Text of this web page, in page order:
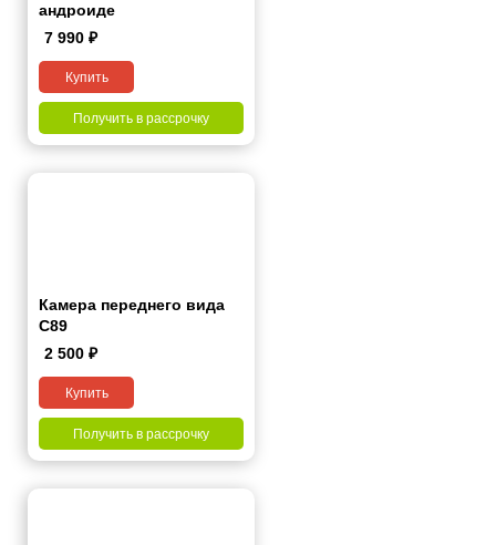
андроиде
7 990 ₽
Купить
Получить в рассрочку
Камера переднего вида
С89
2 500 ₽
Купить
Получить в рассрочку